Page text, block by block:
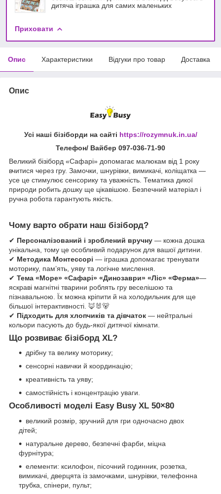
дитяча іграшка для самих маленьких
Приховати
Опис Характеристики Відгуки про товар Доставка
Опис
Усі наші бізіборди на сайті https://rozymnuk.in.ua/
Телефон/ Вайбер 097-036-71-90
Великий бізіборд «Сафарі» допомагає малюкам від 1 року
вчитися через гру. Замочки, шнурівки, вимикачі, коліщатка —
усе це стимулює сенсорику та уважність. Тематика дикої
природи робить дошку ще цікавішою. Безпечний матеріал і
ручна робота гарантують якість.
Чому варто обрати наш бізіборд?
✔ Персоналізований і зроблений вручну — кожна дошка
унікальна, тому це особливий подарунок для вашої дитини.
✔ Методика Монтессорі — іграшка допомагає тренувати
моторику, пам’ять, уяву та логічне мислення.
✔ Тема «Море» «Сафарі» «Динозаври» «Ліс» «Ферма»—
яскраві магнітні тварини роблять гру веселішою та
пізнавальною. Їх можна кріпити й на холодильник для ще
більшої інтерактивності. 🦊🐰🐻
✔ Підходить для хлопчиків та дівчаток — нейтральні
кольори пасують до будь-якої дитячої кімнати.
Що розвиває бізіборд XL?
дрібну та велику моторику;
сенсорні навички й координацію;
креативність та уяву;
самостійність і концентрацію уваги.
Особливості моделі Easy Busy XL 50×80
великий розмір, зручний для гри одночасно двох
дітей;
натуральне дерево, безпечні фарби, міцна
фурнітура;
елементи: ксилофон, пісочний годинник, розетка,
вимикачі, дверцята із замочками, шнурівки, телефонна
трубка, спінери, пульт;